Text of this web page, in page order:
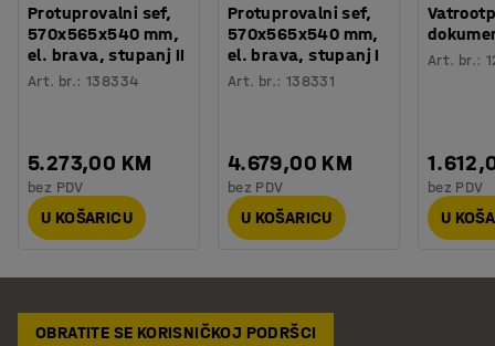
Protuprovalni sef,
570x565x540 mm,
el. brava, stupanj II
Art. br.:138334
5.273,00 KM
bez PDV
U KOŠARICU
Protuprovalni sef,
570x565x540 mm,
el. brava, stupanj I
Art. br.: 138331
4.679,00 KM
bez PDV
U KOŠARICU
Art. br.:
bez PDV
U
OBRATITE SE KORISNIČKOJ PODRŠCI